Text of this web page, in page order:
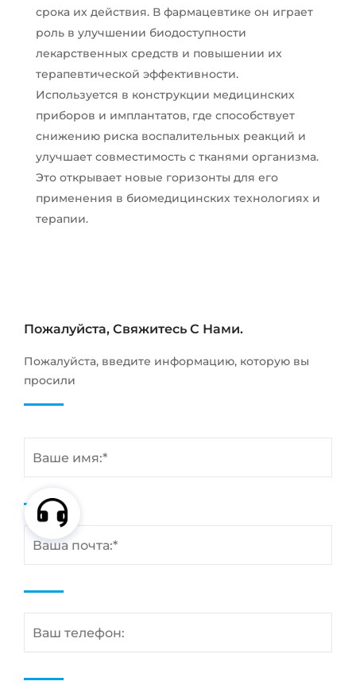
срока их действия. В фармацевтике он играет
роль в улучшении биодоступности
лекарственных средств и повышении их
терапевтической эффективности.
Используется в конструкции медицинских
приборов и имплантатов, где способствует
снижению риска воспалительных реакций и
улучшает совместимость с тканями организма.
Это открывает новые горизонты для его
применения в биомедицинских технологиях и
терапии.
Пожалуйста, Свяжитесь С Нами.
Пожалуйста, введите информацию, которую вы
просили